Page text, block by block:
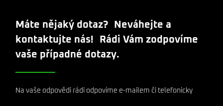
Máte nějaký dotaz? Neváhejte a
kontaktujte nás! Rádi Vám zodpovíme
vaše případné dotazy.
Na vaše odpovědi rádi odpovíme e-mailem či telefonicky